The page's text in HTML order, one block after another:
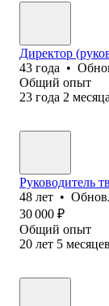
Директор
43 года •
Общий опыт
23 года 2 месяца
Руководитель
48 лет •
30 000 ₽
Общий опыт
20 лет 5 месяцев